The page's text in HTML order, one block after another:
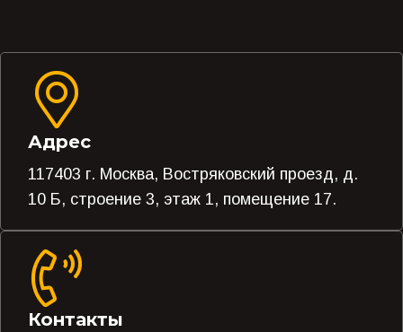
Адрес
117403 г. Москва, Востряковский проезд, д.
10 Б, строение 3, этаж 1, помещение 17.
Контакты